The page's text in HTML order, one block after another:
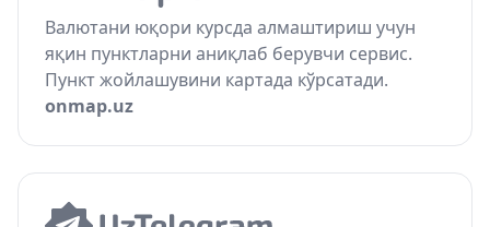
Валютани юқори курсда алмаштириш учун
яқин пунктларни аниқлаб берувчи сервис.
Пункт жойлашувини картада кўрсатади.
onmap.uz